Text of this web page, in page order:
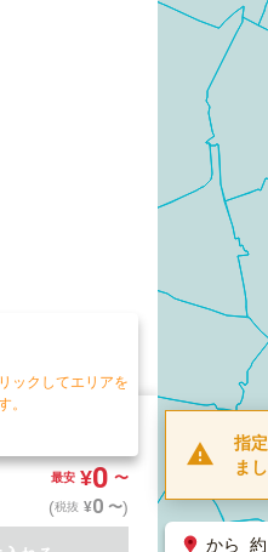
ックしてエリアを
。
最安 ¥0 〜
(税抜 ¥0 〜)
指
ま
から 約